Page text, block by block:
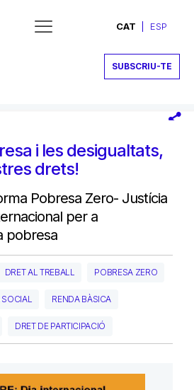
CAT ESP
SUBSCRIU-TE
i les desigualtats,
drets!
Pobresa Zero- Justícia
per a
pobresa
DRET AL TREBALL POBRESA ZERO
RENDA BÀSICA
DRET DE PARTICIPACIÓ